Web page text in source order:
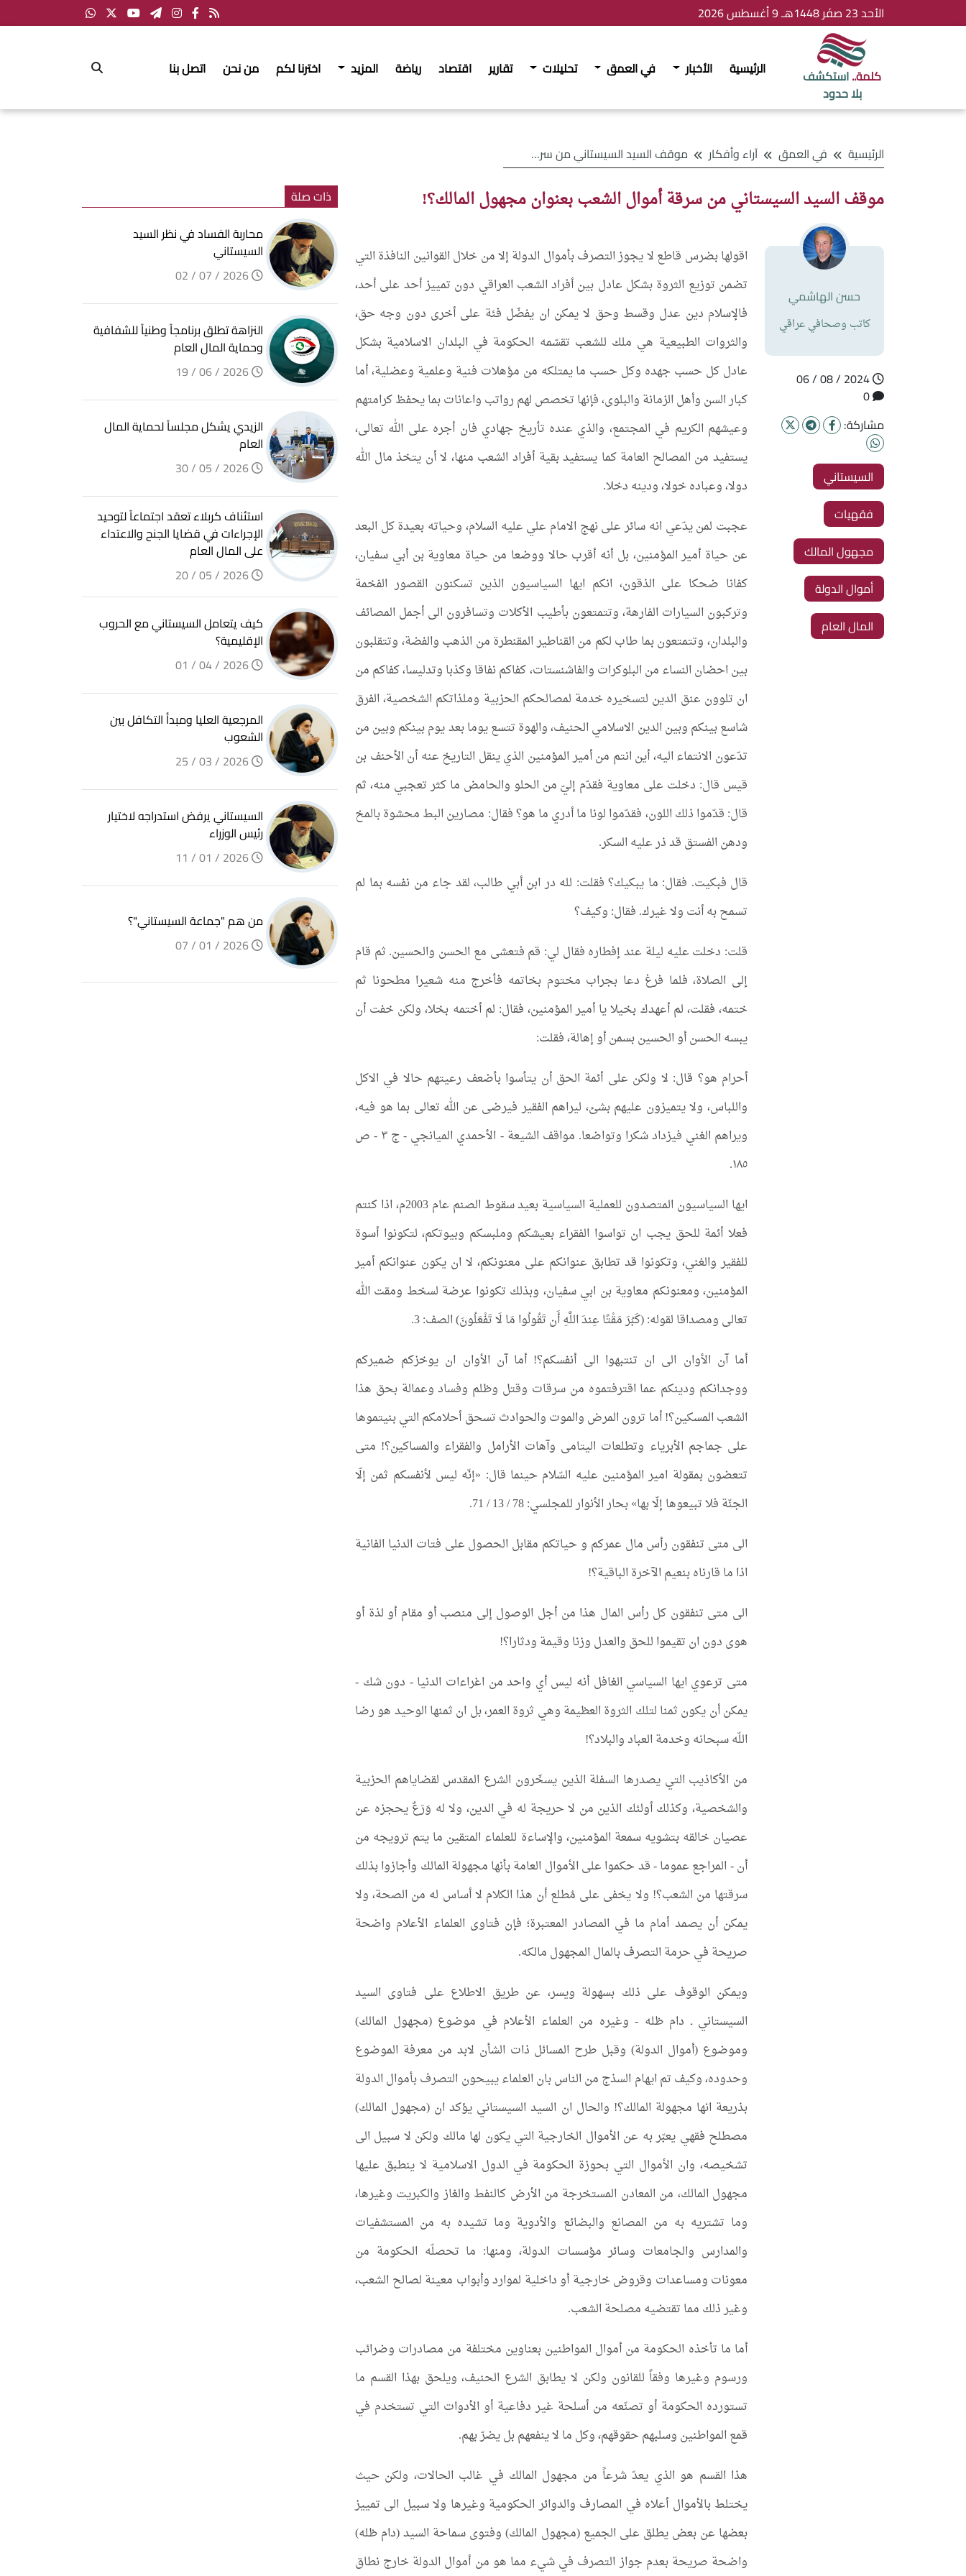
الأحد 23 صفَر 1448هـ 9 أغسطس 2026
كلمة..استكشف
بلا حدود
الرئيسية الأخبار في العمق تحليلات تقارير اقتصاد رياضة المزيد اخترنا لكم من نحن اتصل بنا
الرئيسية في العمق آراء وأفكار موقف السيد السيستاني من سرقة أموال الشعب بعنوان مجهول المالك؟!
موقف السيد السيستاني من سرقة أموال الشعب بعنوان مجهول المالك؟!
حسن الهاشمي
كاتب وصحافي عراقي
مشاركة:
السيستاني
فقهيات
مجهول المالك
أموال الدولة
المال العام
اقولها بضرس قاطع لا يجوز التصرف بأموال الدولة إلا من خلال القوانين النافذة التي
تضمن توزيع الثروة بشكل عادل بين أفراد الشعب العراقي دون تمييز أحد على أحد،
فالإسلام دين عدل وقسط وحق لا يمكن ان يفضّل فئة على أخرى دون وجه حق،
والثروات الطبيعية هي ملك للشعب تقسّمه الحكومة في البلدان الاسلامية بشكل
عادل كل حسب جهده وكل حسب ما يمتلكه من مؤهلات فنية وعلمية وعضلية، أما
كبار السن وأهل الزمانة والبلوى، فإنها تخصص لهم رواتب واعانات بما يحفظ كرامتهم
وعيشهم الكريم في المجتمع، والذي عنده تأريخ جهادي فان أجره على الله تعالى،
يستفيد من المصالح العامة كما يستفيد بقية أفراد الشعب منها، لا أن يتخذ مال الله
دولا، وعباده خولا، ودينه دخلا.
عجبت لمن يدّعي انه سائر على نهج الامام علي عليه السلام، وحياته بعيدة كل البعد
عن حياة أمير المؤمنين، بل أنه أقرب حالا ووضعا من حياة معاوية بن أبي سفيان،
كفانا ضحكا على الذقون، انكم ايها السياسيون الذين تسكنون القصور الفخمة
وتركبون السيارات الفارهة، وتتمتعون بأطيب الأكلات وتسافرون الى أجمل المصائف
والبلدان، وتتمتعون بما طاب لكم من القناطير المقنطرة من الذهب والفضة، وتتقلبون
بين احضان النساء من البلوكرات والفاشنستات، كفاكم نفاقا وكذبا وتدليسا، كفاكم من
ان تلوون عنق الدين لتسخيره خدمة لمصالحكم الحزبية وملذاتكم الشخصية، الفرق
شاسع بينكم وبين الدين الاسلامي الحنيف، والهوة تتسع يوما بعد يوم بينكم وبين من
تدّعون الانتماء اليه، أين انتم من أمير المؤمنين الذي ينقل التاريخ عنه أن الأحنف بن
قيس قال: دخلت على معاوية فقدّم إليّ من الحلو والحامض ما كثر تعجبي منه، ثم
قال: قدّموا ذلك اللون، فقدّموا لونا ما أدري ما هو؟ فقال: مصارين البط محشوة بالمخ
ودهن الفستق قد ذر عليه السكر.
قال فبكيت. فقال: ما يبكيك؟ فقلت: لله در ابن أبي طالب، لقد جاء من نفسه بما لم
تسمح به أنت ولا غيرك. فقال: وكيف؟
قلت: دخلت عليه ليلة عند إفطاره فقال لي: قم فتعشى مع الحسن والحسين. ثم قام
إلى الصلاة، فلما فرغ دعا بجراب مختوم بخاتمه فأخرج منه شعيرا مطحونا ثم
ختمه، فقلت، لم أعهدك بخيلا يا أمير المؤمنين، فقال: لم أختمه بخلا، ولكن خفت أن
يبسه الحسن أو الحسين بسمن أو إهالة، فقلت:
أحرام هو؟ قال: لا ولكن على أئمة الحق أن يتأسوا بأضعف رعيتهم حالا في الاكل
واللباس، ولا يتميزون عليهم بشئ، ليراهم الفقير فيرضى عن الله تعالى بما هو فيه،
ويراهم الغني فيزداد شكرا وتواضعا. مواقف الشيعة - الأحمدي الميانجي - ج ٣ - ص
١٨٥.
ايها السياسيون المتصدون للعملية السياسية بعيد سقوط الصنم عام 2003م، اذا كنتم
فعلا أئمة للحق يجب ان تواسوا الفقراء بعيشكم وملبسكم وبيوتكم، لتكونوا أسوة
للفقير والغني، وتكونوا قد تطابق عنوانكم على معنونكم، لا ان يكون عنوانكم أمير
المؤمنين، ومعنونكم معاوية بن ابي سفيان، وبذلك تكونوا عرضة لسخط ومقت الله
تعالى ومصداقا لقوله: (كَبُرَ مَقْتًا عِندَ اللَّهِ أَن تَقُولُوا مَا لَا تَفْعَلُونَ) الصف: 3.
أما آن الأوان الى ان تنتبهوا الى أنفسكم؟! أما آن الأوان ان يوخزكم ضميركم
ووجدانكم ودينكم عما اقترفتموه من سرقات وقتل وظلم وفساد وعمالة بحق هذا
الشعب المسكين؟! أما ترون المرض والموت والحوادث تسحق أحلامكم التي بنيتموها
على جماجم الأبرياء وتطلعات اليتامى وآهات الأرامل والفقراء والمساكين؟! متى
تتعضون بمقولة امير المؤمنين عليه السّلام حينما قال: «إنّه ليس لأنفسكم ثمن إلّا
الجنّة فلا تبيعوها إلّا بها» بحار الأنوار للمجلسي: 78 / 13 / 71.
الى متى تنفقون رأس مال عمركم و حياتكم مقابل الحصول علی فتات الدنيا الفانية
اذا ما قارناه بنعيم الآخرة الباقية؟!
‏الى متى تنفقون كل رأس المال هذا من أجل الوصول إلی منصب أو مقام أو لذة أو
هوى دون ان تقيموا للحق والعدل وزنا وقيمة ودثارا؟!
‏متى ترعوي ايها السياسي الغافل أنه ليس أي واحد من اغراءات الدنيا - دون شك -
يمكن أن يكون ثمنا لتلك الثروة العظيمة وهي ثروة العمر، بل ان ثمنها الوحيد هو رضا
اللّه سبحانه وخدمة العباد والبلاد؟!
من الأكاذيب التي يصدرها السفلة الذين يسخّرون الشرع المقدس لقضاياهم الحزبية
والشخصية، وكذلك أولئك الذين من لا حريجة له في الدين، ولا له وَرَعٌ يحجزه عن
عصيان خالقه بتشويه سمعة المؤمنين، والإساءة للعلماء المتقين ما يتم ترويجه من
أن - المراجع عموما - قد حكموا على الأموال العامة بأنها مجهولة المالك وأجازوا بذلك
سرقتها من الشعب؟! ولا يخفى على مُطلع أن هذا الكلام لا أساس له من الصحة، ولا
يمكن أن يصمد أمام ما في المصادر المعتبرة؛ فإن فتاوى العلماء الأعلام واضحة
صريحة في حرمة التصرف بالمال المجهول مالكه.
ويمكن الوقوف على ذلك بسهولة ويسر، عن طريق الاطلاع على فتاوى السيد
السيستاني ـ دام ظله - وغيره من العلماء الأعلام في موضوع (مجهول المالك)
وموضوع (أموال الدولة) وقبل طرح المسائل ذات الشأن لابد من معرفة الموضوع
وحدوده، وكيف تم ايهام السذج من الناس بان العلماء يبيحون التصرف بأموال الدولة
بذريعة انها مجهولة المالك؟! والحال ان السيد السيستاني يؤكد ان (مجهول المالك)
مصطلح فقهي يعبّر به عن الأموال الخارجية التي يكون لها مالك ولكن لا سبيل الى
تشخيصه، وان الأموال التي بحوزة الحكومة في الدول الاسلامية لا ينطبق عليها
مجهول المالك، من المعادن المستخرجة من الأرض كالنفط والغاز والكبريت وغيرها،
وما تشتريه به من المصانع والبضائع والأدوية وما تشيده به من المستشفيات
والمدارس والجامعات وسائر مؤسسات الدولة، ومنها: ما تحصلّه الحكومة من
معونات ومساعدات وقروض خارجية أو داخلية لموارد وأبواب معينة لصالح الشعب،
وغير ذلك مما تقتضيه مصلحة الشعب.
أما ما تأخذه الحكومة من أموال المواطنين بعناوين مختلفة من مصادرات وضرائب
ورسوم وغيرها وفقاً للقانون ولكن لا يطابق الشرع الحنيف، ويلحق بهذا القسم ما
تستورده الحكومة أو تصنّعه من أسلحة غير دفاعية أو الأدوات التي تستخدم في
قمع المواطنين وسلبهم حقوقهم، وكل ما لا ينفعهم بل يضرّ بهم.
هذا القسم هو الذي يعدّ شرعاً من مجهول المالك في غالب الحالات، ولكن حيث
يختلط بالأموال أعلاه في المصارف والدوائر الحكومية وغيرها ولا سبيل الى تمييز
بعضها عن بعض يطلق على الجميع (مجهول المالك) وفتوى سماحة السيد (دام ظله)
واضحة صريحة بعدم جواز التصرف في شيء مما هو من أموال الدولة خارج نطاق
ذات صلة
محاربة الفساد في نظر السيد
السيستاني
النزاهة تطلق برنامجاً وطنياً للشفافية
وحماية المال العام
الزيدي يشكل مجلساً لحماية المال
العام
استئناف كربلاء تعقد اجتماعاً لتوحيد
الإجراءات في قضايا الجنح والاعتداء
على المال العام
كيف يتعامل السيستاني مع الحروب
الإقليمية؟
المرجعية العليا ومبدأ التكافل بين
الشعوب
السيستاني يرفض استدراجه لاختيار
رئيس الوزراء
من هم "جماعة السيستاني"؟